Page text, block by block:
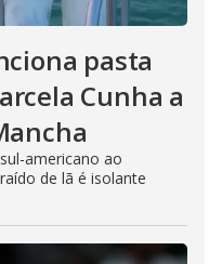
pasta
Cunha a
americano ao
de lã é isolante